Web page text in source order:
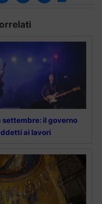
settembre: il governo
ai lavori